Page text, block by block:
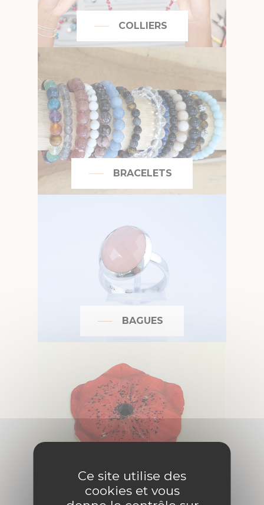
COLLIERS
BRACELETS
BAGUES
Ce site utilise des
cookies et vous